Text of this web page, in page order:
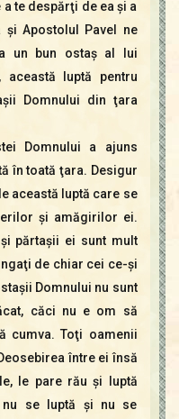
te despărţi de ea şi a
Apostolul Pavel ne
un bun ostaş al lui
luptă pentru
Domnului din ţara
Domnului a ajuns
în toată ţara. Desigur
această luptă care se
şi amăgirilor ei.
părtaşii ei sunt mult
de chiar cei ce-şi
Domnului nu sunt
căci nu e om să
cumva. Toţi oamenii
între ei însă
le pare rău şi luptă
se luptă şi nu se